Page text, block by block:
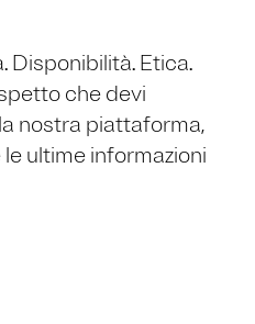
Disponibilità. Etica.
che devi
nostra piattaforma,
ultime informazioni